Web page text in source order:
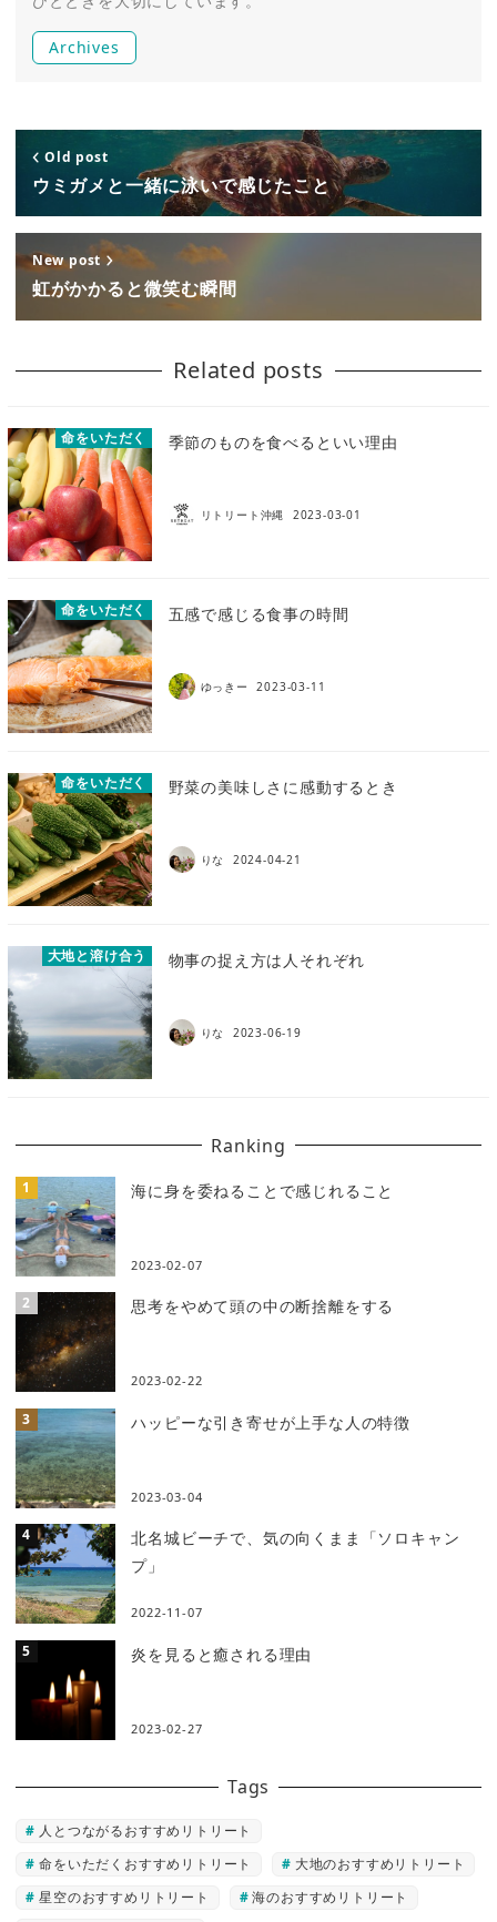
Archives
Old post
ウミガメと一緒に泳いで感じたこと
New post
虹がかかると微笑む瞬間
Related posts
命をいただく 季節のものを食べるといい理由
リトリート沖縄 2023-03-01
命をいただく 五感で感じる食事の時間
ゆっきー 2023-03-11
命をいただく 野菜の美味しさに感動するとき
りな 2024-04-21
大地と溶け合う 物事の捉え方は人それぞれ
りな 2023-06-19
Ranking
海に身を委ねることで感じれること
2023-02-07
思考をやめて頭の中の断捨離をする
2023-02-22
ハッピーな引き寄せが上手な人の特徴
2023-03-04
北名城ビーチで、気の向くまま「ソロキャン
プ」
2022-11-07
炎を見ると癒される理由
2023-02-27
Tags
人とつながるおすすめリトリート
命をいただくおすすめリトリート
大地のおすすめリトリート
星空のおすすめリトリート
海のおすすめリトリート